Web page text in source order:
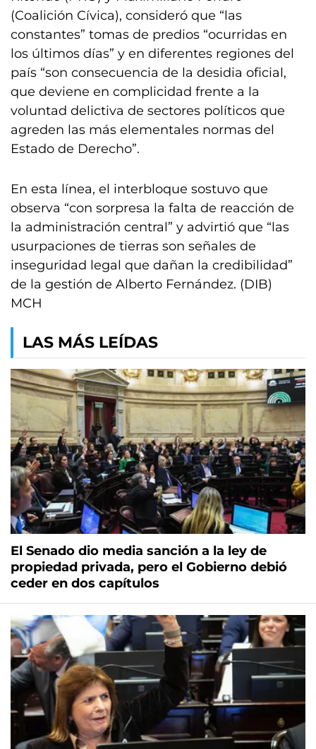
(Coalición Cívica), consideró que “las
constantes” tomas de predios “ocurridas en
los últimos días” y en diferentes regiones del
país “son consecuencia de la desidia oficial,
que deviene en complicidad frente a la
voluntad delictiva de sectores políticos que
agreden las más elementales normas del
Estado de Derecho”.
En esta línea, el interbloque sostuvo que
observa “con sorpresa la falta de reacción de
la administración central” y advirtió que “las
usurpaciones de tierras son señales de
inseguridad legal que dañan la credibilidad”
de la gestión de Alberto Fernández. (DIB)
MCH
LAS MÁS LEÍDAS
El Senado dio media sanción a la ley de
propiedad privada, pero el Gobierno debió
ceder en dos capítulos